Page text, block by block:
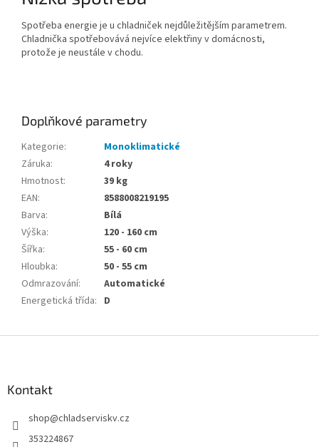
Spotřeba energie je u chladniček nejdůležitějším parametrem.
Chladnička spotřebovává nejvíce elektřiny v domácnosti,
protože je neustále v chodu.
Doplňkové parametry
Kategorie:
Monoklimatické
Záruka:
4 roky
Hmotnost:
39 kg
EAN:
8588008219195
Barva:
Bílá
Výška:
120 - 160 cm
Šířka:
55 - 60 cm
Hloubka:
50 - 55 cm
Odmrazování:
Automatické
Energetická třída: D
Kontakt
shop@chladserviskv.cz
353224867